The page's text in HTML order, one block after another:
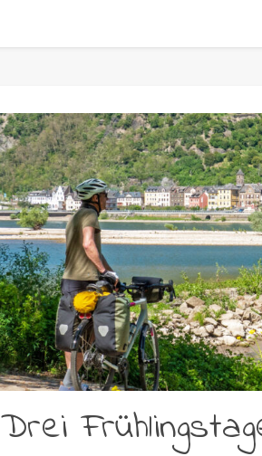
Drei